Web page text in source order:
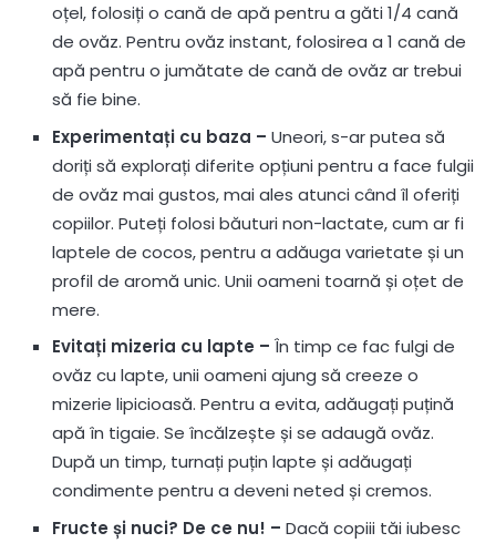
oțel, folosiți o cană de apă pentru a găti 1/4 cană
de ovăz. Pentru ovăz instant, folosirea a 1 cană de
apă pentru o jumătate de cană de ovăz ar trebui
să fie bine.
Experimentați cu baza – Uneori, s-ar putea să
doriți să explorați diferite opțiuni pentru a face fulgii
de ovăz mai gustos, mai ales atunci când îl oferiți
copiilor. Puteți folosi băuturi non-lactate, cum ar fi
laptele de cocos, pentru a adăuga varietate și un
profil de aromă unic. Unii oameni toarnă și oțet de
mere.
Evitați mizeria cu lapte – În timp ce fac fulgi de
ovăz cu lapte, unii oameni ajung să creeze o
mizerie lipicioasă. Pentru a evita, adăugați puțină
apă în tigaie. Se încălzește și se adaugă ovăz.
După un timp, turnați puțin lapte și adăugați
condimente pentru a deveni neted și cremos.
Fructe și nuci? De ce nu! – Dacă copiii tăi iubesc